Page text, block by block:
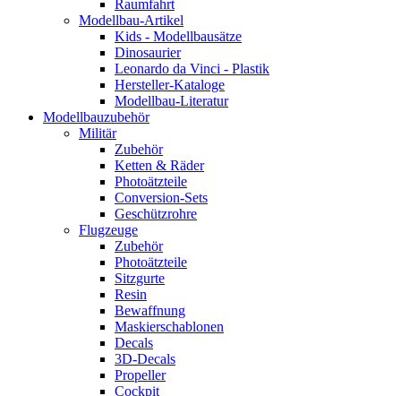
Raumfahrt
Modellbau-Artikel
Kids - Modellbausätze
Dinosaurier
Leonardo da Vinci - Plastik
Hersteller-Kataloge
Modellbau-Literatur
Modellbauzubehör
Militär
Zubehör
Ketten & Räder
Photoätzteile
Conversion-Sets
Geschützrohre
Flugzeuge
Zubehör
Photoätzteile
Sitzgurte
Resin
Bewaffnung
Maskierschablonen
Decals
3D-Decals
Propeller
Cockpit